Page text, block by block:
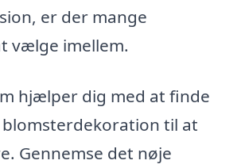
er der mange
vælge imellem.
hjælper dig med at finde
til at
Gennemse det nøje